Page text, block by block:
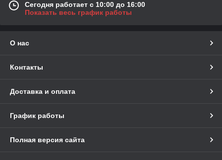
Сегодня работает с 10:00 до 16:00
Показать весь график работы
О нас
Контакты
Доставка и оплата
График работы
Полная версия сайта